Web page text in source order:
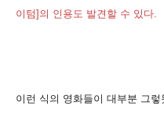
이텀]의 인용도 발견할 수 있다.
이런 식의 영화들이 대부분 그